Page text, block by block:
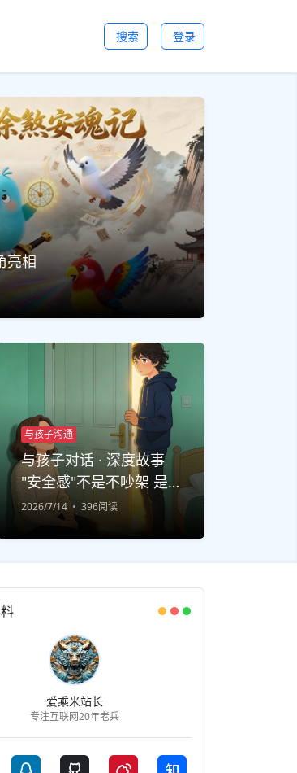
搜索 登录
亮相
与孩子沟通
与孩子对话 · 深度故事
"安全感"不是不吵架 是
吵完还能说话
2026/7/14 396阅读
爱乘米站长
专注互联网20年老兵